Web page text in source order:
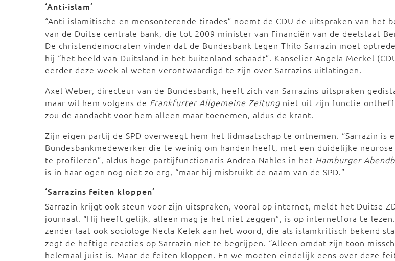
‘Anti-islam’
“Anti-islamitische en mensonterende tirades” noemt de CDU de uitspraken van het
van de Duitse centrale bank, die tot 2009 minister van Financiën van de deelstaat
De christendemocraten vinden dat de Bundesbank tegen Thilo Sarrazin moet
hij “het beeld van Duitsland in het buitenland schaadt”. Kanselier Angela Merkel
eerder deze week al weten verontwaardigd te zijn over Sarrazins uitlatingen.
Axel Weber, directeur van de Bundesbank, heeft zich van Sarrazins uitspraken
maar wil hem volgens de Frankfurter Allgemeine Zeitung niet uit zijn functie
zou de aandacht voor hem alleen maar toenemen, aldus de krant.
Zijn eigen partij de SPD overweegt hem het lidmaatschap te ontnemen. “Sarrazin is
Bundesbankmedewerker die te weinig om handen heeft, met een duidelijke neurose
te profileren”, aldus hoge partijfunctionaris Andrea Nahles in het Hamburger
is in haar ogen nog niet zo erg, “maar hij misbruikt de naam van de SPD.”
‘Sarrazins feiten kloppen’
Sarrazin krijgt ook steun voor zijn uitspraken, vooral op internet, meldt het Duitse
journaal. “Hij heeft gelijk, alleen mag je het niet zeggen”, is op internetfora te
zender laat ook sociologe Necla Kelek aan het woord, die als islamkritisch bekend
zegt de heftige reacties op Sarrazin niet te begrijpen. “Alleen omdat zijn toon
helemaal juist is. Maar de feiten kloppen. En we moeten eindelijk eens over deze